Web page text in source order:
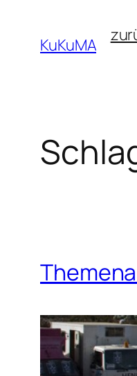
Inhalt
springen
KuKuMA